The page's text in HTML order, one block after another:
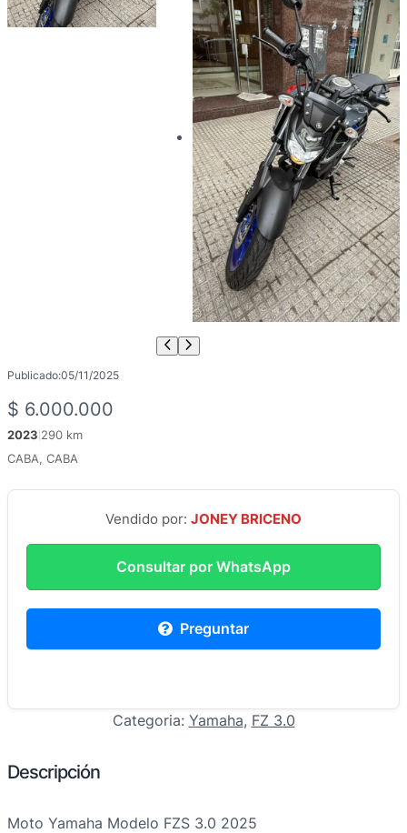
Publicado:05/11/2025
$ 6.000.000
2023 290 km
CABA, CABA
Vendido por: JONEY BRICENO
Consultar por WhatsApp
Preguntar
Categoria: Yamaha, FZ 3.0
Descripción
Moto Yamaha Modelo FZS 3.0 2025